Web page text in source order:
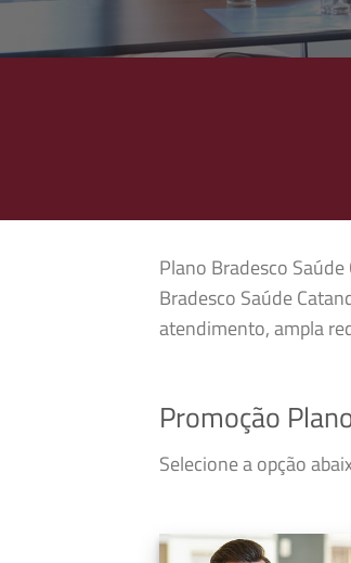
Plano Bradesco
Bradesco Saúde
atendimento, ampla
Promoção
Selecione a opção